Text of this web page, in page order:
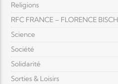
Religions
RFC FRANCE – FLORENCE BISCH
Science
Société
Solidarité
Sorties & Loisirs